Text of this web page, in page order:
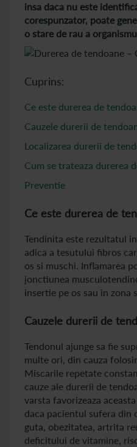
insa daca nu este
corespunzator, poate
o stare de rau a
Cuprins:
Ce este durerea de
Cauzele durerii de
Localizarea durerii de
Cum se trateaza durerea
Preventie
Ce este durerea de
Tendinita este rezultatul
adica a tesutului fibros
os si muschi. Inflamarea
jonctiunea
insertie pe os sau in zona
Cauzele durerii de
Tendonul ajunge sa fie
multe ori, din cauza
Miscarile repetate
cauze ale durerii de
varsta favorizeaza
daca pacientul sufera din
guta, obezitatea, artrita
deficitului de vitamine,